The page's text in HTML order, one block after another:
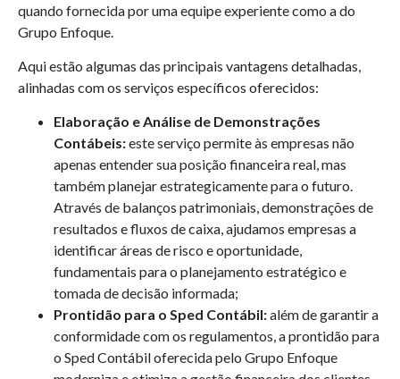
quando fornecida por uma equipe experiente como a do
Grupo Enfoque.
Aqui estão algumas das principais vantagens detalhadas,
alinhadas com os serviços específicos oferecidos:
Elaboração e Análise de Demonstrações
Contábeis:este serviço permite às empresas não
apenas entender sua posição financeira real, mas
também planejar estrategicamente para o futuro.
Através de balanços patrimoniais, demonstrações de
resultados e fluxos de caixa, ajudamos empresas a
identificar áreas de risco e oportunidade,
fundamentais para o planejamento estratégico e
tomada de decisão informada;
Prontidão para o Sped Contábil:além de garantir a
conformidade com os regulamentos, a prontidão para
o Sped Contábil oferecida pelo Grupo Enfoque